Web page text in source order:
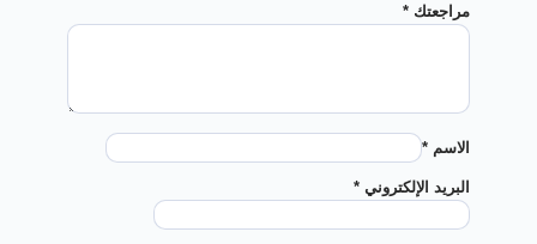
مراجعتك *
الاسم *
البريد الإلكتروني *